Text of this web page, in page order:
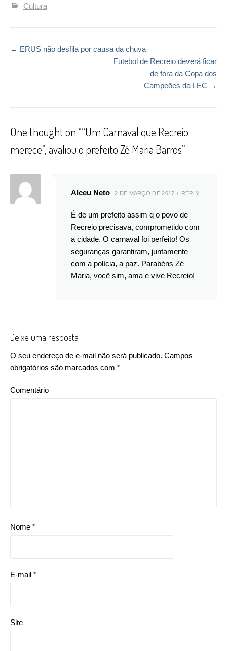
Cultura
Post navigation
← ERUS não desfila por causa da chuva
Futebol de Recreio deverá ficar
de fora da Copa dos
Campeões da LEC →
One thought on ““Um Carnaval que Recreio
merece”, avaliou o prefeito Zé Maria Barros”
Alceu Neto 2 DE MARÇO DE 2017 REPLY
É de um prefeito assim q o povo de
Recreio precisava, comprometido com
a cidade. O carnaval foi perfeito! Os
seguranças garantiram, juntamente
com a polícia, a paz. Parabéns Zé
Maria, você sim, ama e vive Recreio!
Deixe uma resposta
O seu endereço de e-mail não será publicado. Campos
obrigatórios são marcados com *
Comentário
Nome *
E-mail *
Site